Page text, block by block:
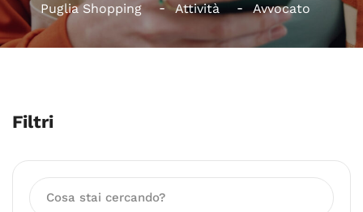
Puglia Shopping Attività Avvocato
Filtri